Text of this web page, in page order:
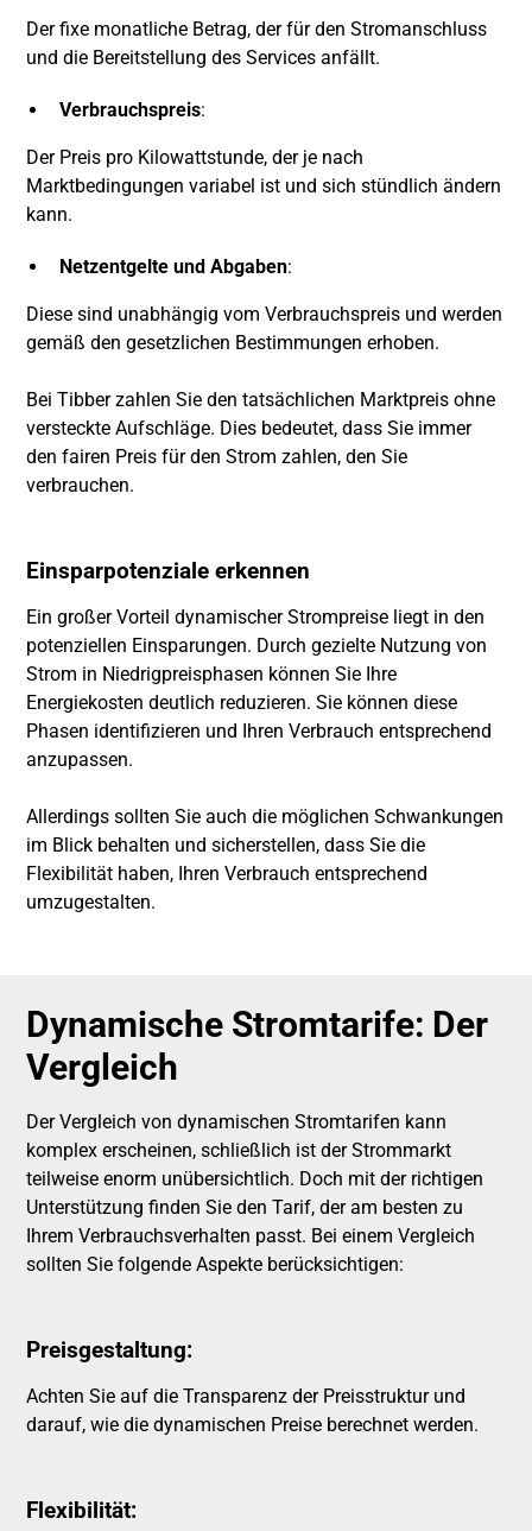
Der fixe monatliche Betrag, der für den Stromanschluss
und die Bereitstellung des Services anfällt.
Verbrauchspreis:
Der Preis pro Kilowattstunde, der je nach
Marktbedingungen variabel ist und sich stündlich ändern
kann.
Netzentgelte und Abgaben:
Diese sind unabhängig vom Verbrauchspreis und werden
gemäß den gesetzlichen Bestimmungen erhoben.
Bei Tibber zahlen Sie den tatsächlichen Marktpreis ohne
versteckte Aufschläge. Dies bedeutet, dass Sie immer
den fairen Preis für den Strom zahlen, den Sie
verbrauchen.
Einsparpotenziale erkennen
Ein großer Vorteil dynamischer Strompreise liegt in den
potenziellen Einsparungen. Durch gezielte Nutzung von
Strom in Niedrigpreisphasen können Sie Ihre
Energiekosten deutlich reduzieren. Sie können diese
Phasen identifizieren und Ihren Verbrauch entsprechend
anzupassen.
Allerdings sollten Sie auch die möglichen Schwankungen
im Blick behalten und sicherstellen, dass Sie die
Flexibilität haben, Ihren Verbrauch entsprechend
umzugestalten.
Dynamische Stromtarife: Der
Vergleich
Der Vergleich von dynamischen Stromtarifen kann
komplex erscheinen, schließlich ist der Strommarkt
teilweise enorm unübersichtlich. Doch mit der richtigen
Unterstützung finden Sie den Tarif, der am besten zu
Ihrem Verbrauchsverhalten passt. Bei einem Vergleich
sollten Sie folgende Aspekte berücksichtigen:
Preisgestaltung:
Achten Sie auf die Transparenz der Preisstruktur und
darauf, wie die dynamischen Preise berechnet werden.
Flexibilität: